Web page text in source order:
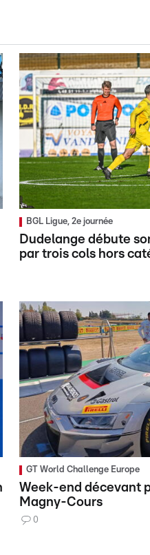
BGL Ligue, 2e journée
Dudelange débute
par trois cols hors
GT World Challenge Europe
Week-end décevant
Magny-Cours
0